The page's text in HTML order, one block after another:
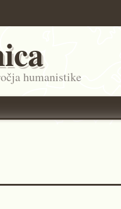
humanistike